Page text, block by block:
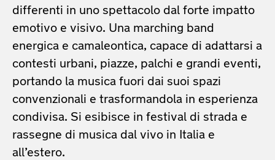
differenti in uno spettacolo dal forte impatto
emotivo e visivo. Una marching band
energica e camaleontica, capace di adattarsi a
contesti urbani, piazze, palchi e grandi eventi,
portando la musica fuori dai suoi spazi
convenzionali e trasformandola in esperienza
condivisa. Si esibisce in festival di strada e
rassegne di musica dal vivo in Italia e
all’estero.